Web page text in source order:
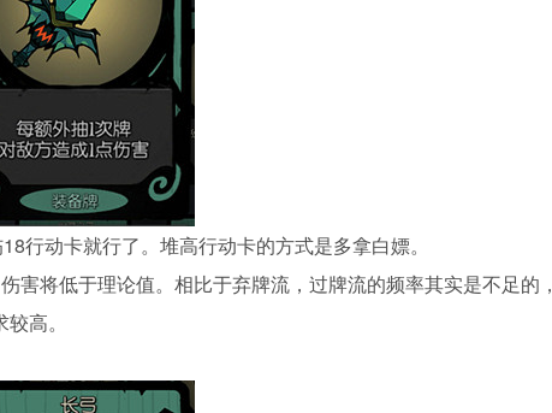
行动卡就行了。堆高行动卡的方式是多拿白嫖。
害将低于理论值。相比于弃牌流，过牌流的频率其实是不足的，
高。